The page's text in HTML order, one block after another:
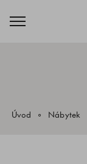
Úvod Nábytek